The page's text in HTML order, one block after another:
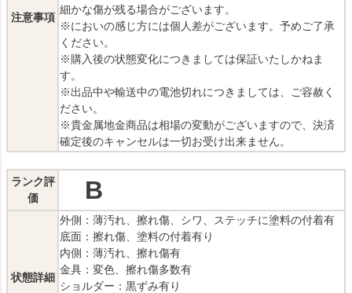
注意事項
細かな傷が残る場合がございます。
※においの感じ方には個人差がございます。予めご了承
ください。
※購入後の状態変化につきましては保証いたしかねま
す。
※出品中や輸送中の電池切れにつきましては、ご容赦く
ださい。
※貴金属地金商品は相場の変動がございますので、決済
確定後のキャンセルは一切お受け出来ません。
ランク評
価
B
状態詳細
外側：薄汚れ、擦れ傷、シワ、ステッチに塗料の付着有
底面：擦れ傷、塗料の付着有り
内側：薄汚れ、擦れ傷有
金具：変色、擦れ傷多数有
ショルダー：黒ずみ有り